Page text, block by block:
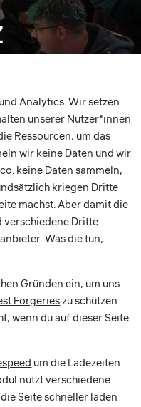
Analytics. Wir setzen
unserer Nutzer*innen
Ressourcen, um das
wir keine Daten und wir
keine Daten sammeln,
kriegen Dritte
machst. Aber damit die
verschiedene Dritte
Was die tun,
Gründen ein, um uns
Forgeries zu schützen.
wenn du auf dieser Seite
um die Ladezeiten
nutzt verschiedene
Seite schneller laden